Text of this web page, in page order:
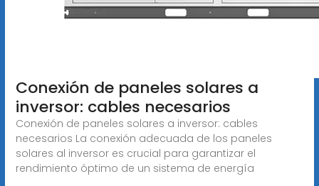
Conexión de paneles solares a
inversor: cables necesarios
Conexión de paneles solares a inversor: cables
necesarios La conexión adecuada de los paneles
solares al inversor es crucial para garantizar el
rendimiento óptimo de un sistema de energía